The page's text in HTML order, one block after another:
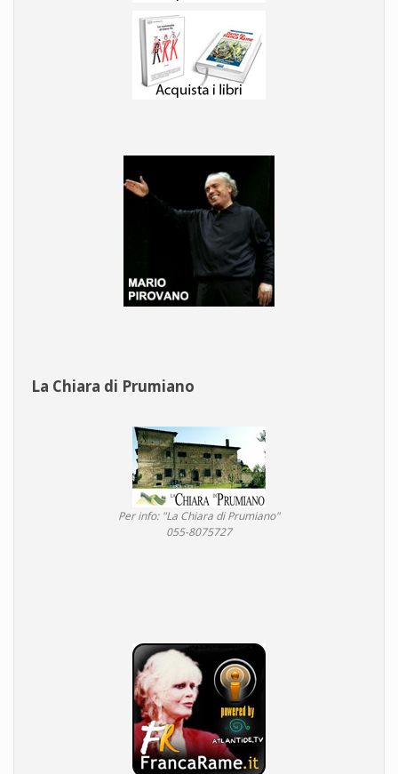
La Chiara di Prumiano
Per info: "La Chiara di Prumiano"
055-8075727